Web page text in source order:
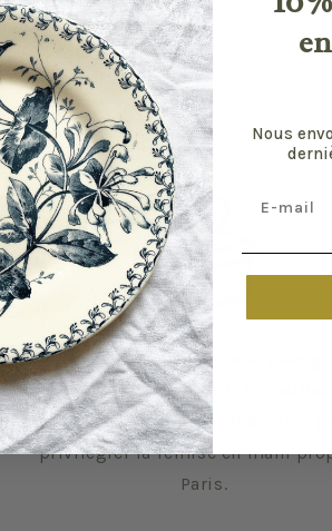
Vos envois sont préparés avec
soin pour vous offrir la
expérience possible. N'hésitez
privilégier la remise en main
Paris.
Nous